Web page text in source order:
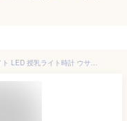
あす楽 置き時計 目覚まし時計 ナイトライト LED 授乳ライト時計 ウサギ 授乳ライト デジタル時計 間接照明 常夜灯 調光 おやすみタイマー PSE認証付き USB充電式 寝室 かわいい 卓上 プレゼント 子ども用 赤ちゃん 出産祝い ギフト 送料無料 hsd-n119